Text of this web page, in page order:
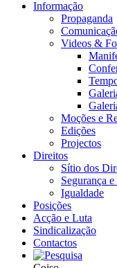
Informação
Propaganda
Videos &
Moções e
Edições
Projectos
Direitos
Sítio dos
Segurança e
Igualdade
Posições
Acção e Luta
Sindicalização
Contactos